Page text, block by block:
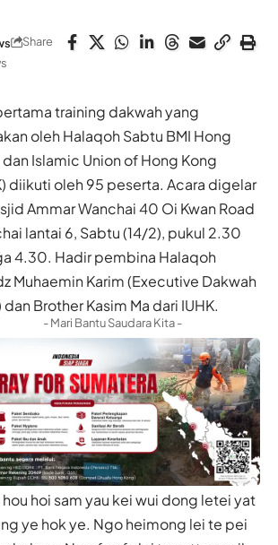
Share
training dakwah yang
oleh Halaqoh Sabtu BMI Hong
Islamic Union of Hong Kong
diikuti oleh 95 peserta. Acara digelar
Ammar Wanchai 40 Oi Kwan Road
lantai 6, Sabtu (14/2), pukul 2.30
4.30. Hadir pembina Halaqoh
Muhaemin Karim (Executive Dakwah
dan Brother Kasim Ma dari IUHK.
- Mari Bantu Saudara Kita -
hou hoi sam yau kei wui dong letei yat
ye hok ye. Ngo heimong lei te pei